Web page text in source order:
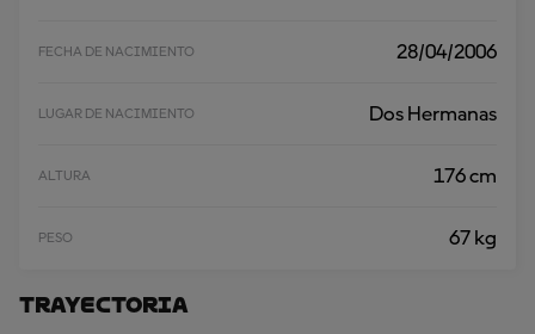
FECHA DE NACIMIENTO 28/04/2006
LUGAR DE NACIMIENTO Dos Hermanas
ALTURA 176 cm
PESO 67 kg
Trayectoria